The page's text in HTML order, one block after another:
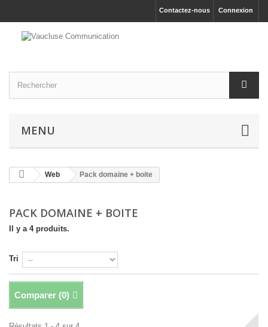
Connexion
Contactez-nous
MENU
Web Pack domaine + boite
PACK DOMAINE + BOITE
Il y a 4 produits.
Tri
Comparer (0)